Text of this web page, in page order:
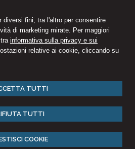
diversi fini, tra l'altro per consentire
di marketing mirate. Per maggiori
informativa sulla privacy e sui
relative ai cookie, cliccando su
TUTTI
TUTTI
COOKIE